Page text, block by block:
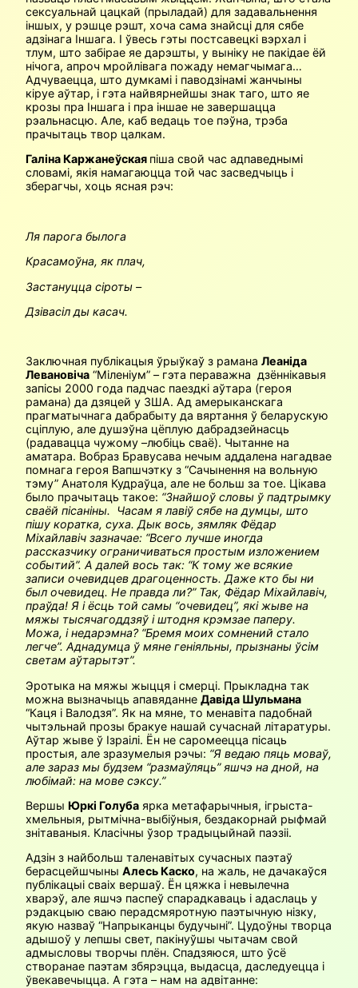
сексуальнай цацкай (прыладай) для задавальнення
іншых, у рэшце рэшт, хоча сама знайсці для сябе
адзінага Іншага. І ўвесь гэты постсавецкі вэрхал і
тлум, што забірае яе дарэшты, у выніку не пакідае ёй
нічога, апроч мройлівага пожаду немагчымага…
Адчуваецца, што думкамі і паводзінамі жанчыны
кіруе аўтар, і гэта найвярнейшы знак таго, што яе
крозы пра Іншага і пра іншае не завершацца
рэальнасцю. Але, каб ведаць тое пэўна, трэба
прачытаць твор цалкам.
Галіна Каржанеўская піша свой час адпаведнымі
словамі, якія намагаюцца той час засведчыць і
зберагчы, хоць ясная рэч:
Ля парога былога
Красамоўна, як плач,
Застануцца сіроты –
Дзівасіл ды касач.
Заключная публікацыя ўрыўкаў з рамана Леаніда
Левановіча “Міленіум” – гэта пераважна дзённікавыя
запісы 2000 года падчас паездкі аўтара (героя
рамана) да дзяцей у ЗША. Ад амерыканскага
прагматычнага дабрабыту да вяртання ў беларускую
сціплую, але душэўна цёплую дабрадзейнасць
(радавацца чужому –любіць сваё). Чытанне на
аматара. Вобраз Бравусава нечым аддалена нагадвае
помнага героя Вапшчэтку з “Сачынення на вольную
тэму” Анатоля Кудраўца, але не больш за тое. Цікава
было прачытаць такое: “Знайшоў словы ў падтрымку
сваёй пісаніны. Часам я лавіў сябе на думцы, што
пішу коратка, суха. Дык вось, зямляк Фёдар
Міхайлавіч зазначае: “Всего лучше иногда
рассказчику ограничиваться простым изложением
событий”. А далей вось так: “К тому же всякие
записи очевидцев драгоценность. Даже кто бы ни
был очевидец. Не правда ли?” Так, Фёдар Міхайлавіч,
праўда! Я і ёсць той самы “очевидец”, які жыве на
мяжы тысячагоддзяў і штодня крэмзае паперу.
Можа, і недарэмна? “Бремя моих сомнений стало
легче”. Аднадумца ў мяне геніяльны, прызнаны ўсім
светам аўтарытэт”.
Эротыка на мяжы жыцця і смерці. Прыкладна так
можна вызначыць апавяданне Давіда Шульмана
“Каця і Валодзя”. Як на мяне, то менавіта падобнай
чытэльнай прозы бракуе нашай сучаснай літаратуры.
Аўтар жыве ў Ізраілі. Ён не саромеецца пісаць
простыя, але зразумелыя рэчы: “Я ведаю пяць моваў,
але зараз мы будзем “размаўляць” яшчэ на дной, на
любімай: на мове сэксу.”
Вершы Юркі Голуба ярка метафарычныя, ігрыста-
хмельныя, рытмічна-выбіўныя, бездакорнай рыфмай
знітаваныя. Класічны ўзор традыцыйнай паэзіі.
Адзін з найбольш таленавітых сучасных паэтаў
берасцейшчыны Алесь Каско, на жаль, не дачакаўся
публікацыі сваіх вершаў. Ён цяжка і невылечна
хварэў, але яшчэ паспеў спарадкаваць і адаслаць у
рэдакцыю сваю перадсмяротную паэтычную нізку,
якую назваў “Напрыканцы будучыні”. Цудоўны творца
адышоў у лепшы свет, пакінуўшы чытачам свой
адмысловы творчы плён. Спадзяюся, што ўсё
створанае паэтам збярэцца, выдасца, даследуецца і
ўвекавечыцца. А гэта – нам на адвітанне: